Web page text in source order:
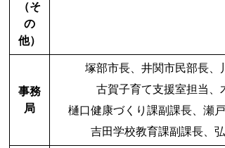
（そ
の
他）
事務
局
塚部市長、井関市民部長
古賀子育て支援室担当、
樋口健康づくり課副課長、瀬
吉田学校教育課副課長、